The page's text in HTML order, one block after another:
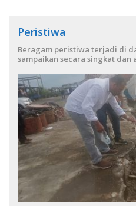
Peristiwa
Beragam peristiwa terjadi di
sampaikan secara singkat dan